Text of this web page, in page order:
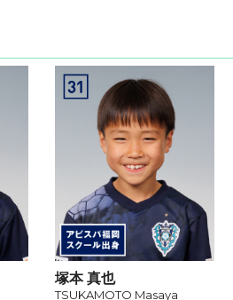
塚本 真也
TSUKAMOTO Masaya